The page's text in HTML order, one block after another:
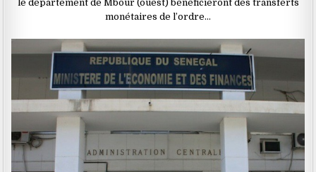
le département de Mbour (ouest) bénéficieront des transferts
monétaires de l’ordre…